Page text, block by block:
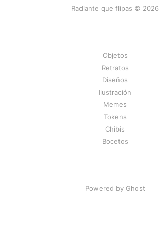
Radiante que flipas © 2026
Objetos
Retratos
Diseños
Ilustración
Memes
Tokens
Chibis
Bocetos
Powered by Ghost